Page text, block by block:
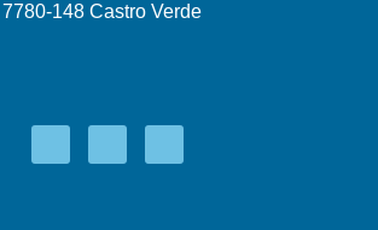
7780-148 Castro Verde